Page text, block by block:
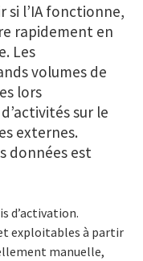
si l’IA fonctionne,
rapidement en
Les
volumes de
lors
sur le
externes.
données est
d’activation.
exploitables à partir
manuelle,